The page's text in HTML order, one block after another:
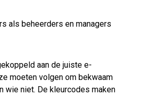
als beheerders en managers
aan de juiste e-
moeten volgen om bekwaam
wie niet. De kleurcodes maken